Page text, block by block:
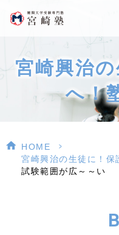
宮崎興治
へ！
HOME
>
宮崎興治の生徒に！保
試験範囲が広～～い